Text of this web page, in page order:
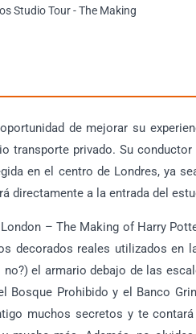
Studio Tour - The Making
de mejorar su
transporte privado. Su
en el centro de Londres, ya
directamente a la entrada del
– The Making of Harry
decorados reales utilizados en
el armario debajo de las
Bosque Prohibido y el Banco
muchos secretos y te